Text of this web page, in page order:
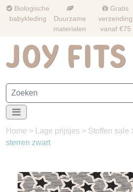
Biologische
babykleding
Duurzame
materialen
Gratis
verzending
vanaf €75
Home > Lage prijsjes > Stoffen sale
sterren zwart